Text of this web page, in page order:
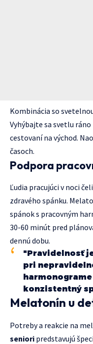
Kombinácia so
Vyhýbajte sa svetlu
cestovaní na východ.
časoch.
Podpora
Ľudia pracujúci v noci
zdravého spánku.
spánok s pracovným
30-60 minút pred
dennú dobu.
"Pravidelnosť
pri
konzistentný
Melatonín u
Potreby a reakcie na
seniori predstavujú